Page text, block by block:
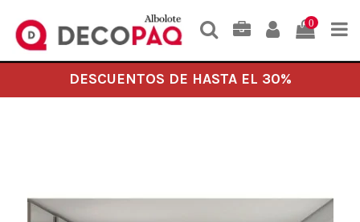
0
DESCUENTOS DE HASTA EL 30%